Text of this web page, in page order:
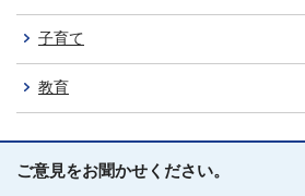
子育て
教育
ご意見をお聞かせください。